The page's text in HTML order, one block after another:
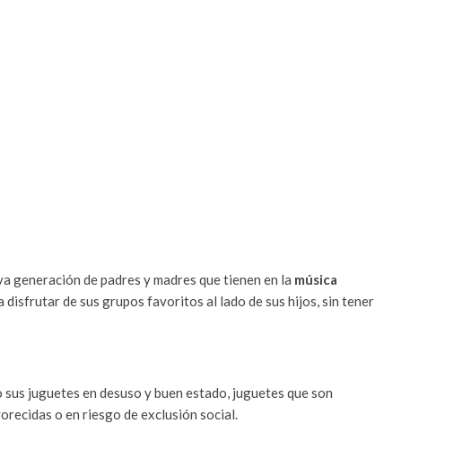
generación de padres y madres que tienen en la música
disfrutar de sus grupos favoritos al lado de sus hijos, sin tener
juguetes en desuso y buen estado, juguetes que son
o en riesgo de exclusión social.